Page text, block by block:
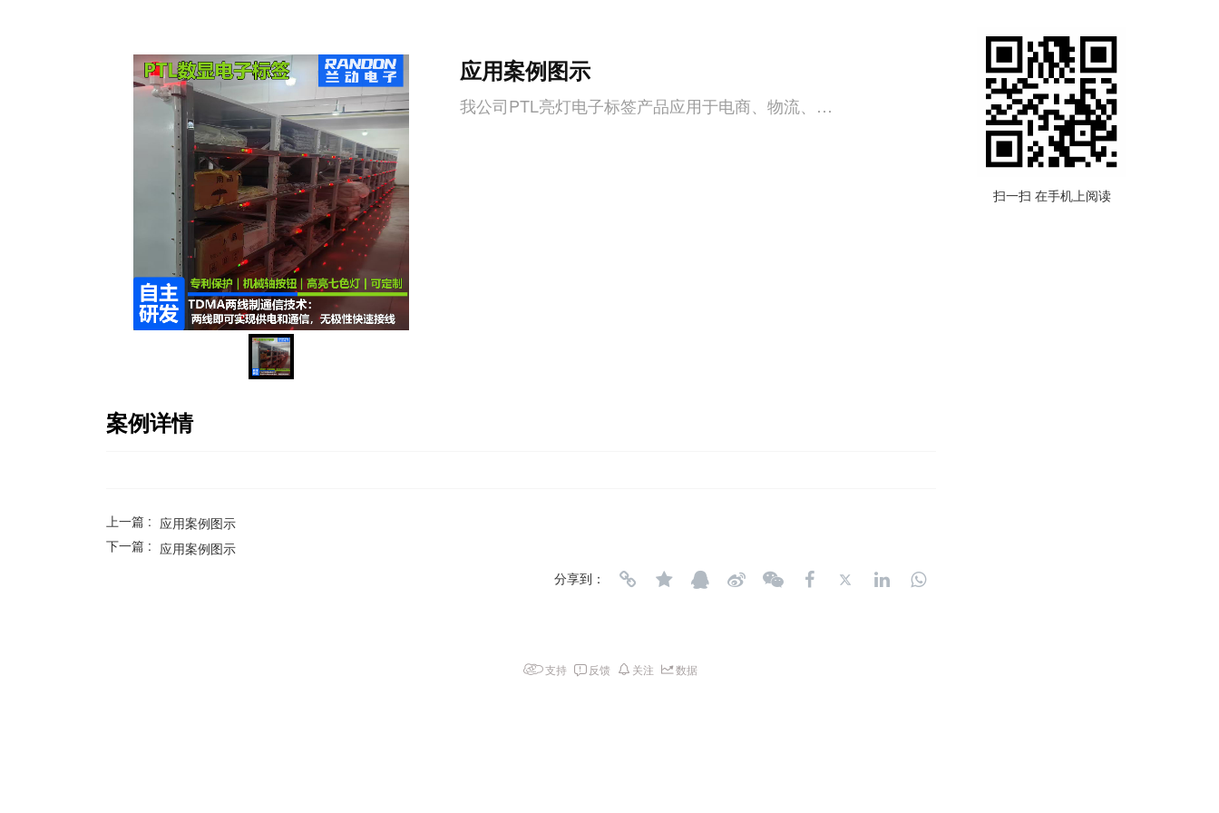
应用案例图示
我公司PTL亮灯电子标签产品应用于电商、物流、汽车、医药、烟草、零售、电子、生鲜、日用品等行业。
案例详情
上一篇 : 应用案例图示
下一篇 : 应用案例图示
分享到：
扫一扫 在手机上阅读
支持 反馈 关注 数据